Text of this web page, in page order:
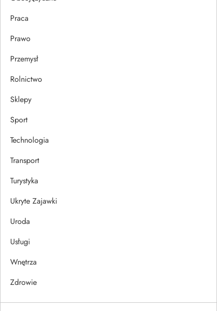
Praca
Prawo
Przemysł
Rolnictwo
Sklepy
Sport
Technologia
Transport
Turystyka
Ukryte Zajawki
Uroda
Usługi
Wnętrza
Zdrowie